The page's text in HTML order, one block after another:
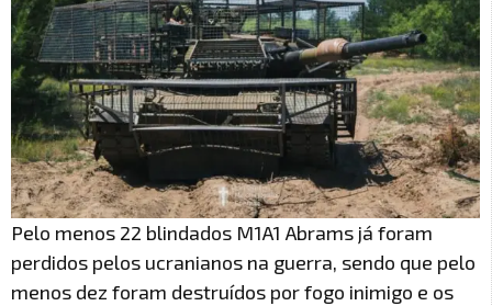
Pelo menos 22 blindados M1A1 Abrams já foram
perdidos pelos ucranianos na guerra, sendo que pelo
menos dez foram destruídos por fogo inimigo e os